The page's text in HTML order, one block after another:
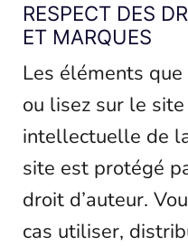
RESPECT DES
ET MARQUES
Les éléments
ou lisez sur le
intellectuelle de
site est protégé
droit d’auteur.
cas utiliser,